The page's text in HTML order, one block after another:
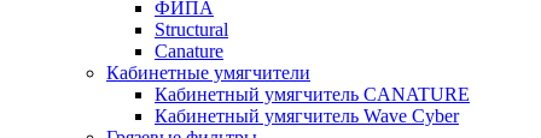
ФИПА
Structural
Canature
Кабинетные умягчители
Кабинетный умягчитель CANATURE
Кабинетный умягчитель Wave Cyber